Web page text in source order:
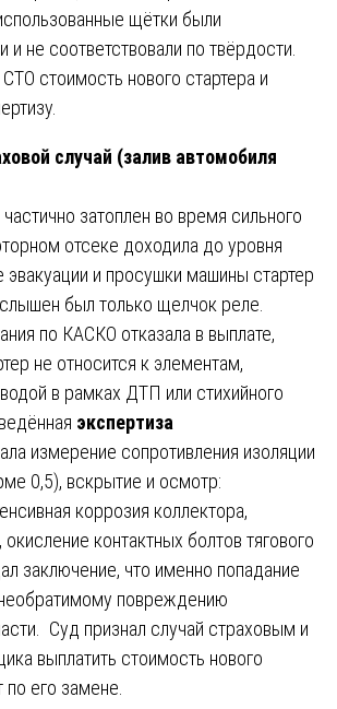
щётки были
и не соответствовали по твёрдости.
стоимость нового стартера и
случай (залив автомобиля
затоплен во время сильного
отсеке доходила до уровня
и просушки машины стартер
был только щелчок реле.
по КАСКО отказала в выплате,
не относится к элементам,
в рамках ДТП или стихийного
экспертиза
измерение сопротивления изоляции
0,5), вскрытие и осмотр:
коррозия коллектора,
контактных болтов тягового
заключение, что именно попадание
повреждению
Суд признал случай страховым и
выплатить стоимость нового
по его замене.